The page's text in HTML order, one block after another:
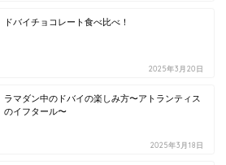
ドバイチョコレート食べ比べ！
2025年3月20日
ラマダン中のドバイの楽しみ方〜アトランティス
のイフタール〜
2025年3月18日